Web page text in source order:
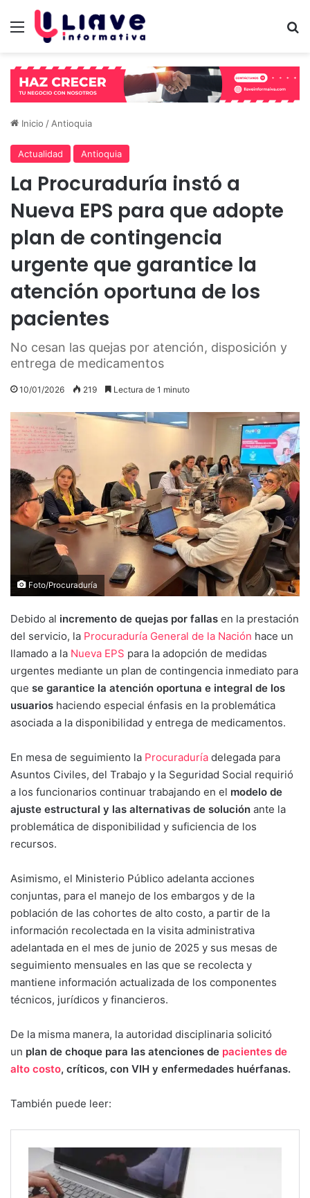
Menú
Inicio / Antioquia
Actualidad Antioquia
La Procuraduría instó a
Nueva EPS para que adopte
plan de contingencia
urgente que garantice la
atención oportuna de los
pacientes
No cesan las quejas por atención, disposición y
entrega de medicamentos
10/01/2026 219 Lectura de 1 minuto
Foto/Procuraduría
Debido al incremento de quejas por fallas en la prestación
del servicio, la Procuraduría General de la Nación hace un
llamado a la Nueva EPS para la adopción de medidas
urgentes mediante un plan de contingencia inmediato para
que se garantice la atención oportuna e integral de los
usuarios haciendo especial énfasis en la problemática
asociada a la disponibilidad y entrega de medicamentos.
En mesa de seguimiento la Procuraduría delegada para
Asuntos Civiles, del Trabajo y la Seguridad Social requirió
a los funcionarios continuar trabajando en el modelo de
ajuste estructural y las alternativas de solución ante la
problemática de disponibilidad y suficiencia de los
recursos.
Asimismo, el Ministerio Público adelanta acciones
conjuntas, para el manejo de los embargos y de la
población de las cohortes de alto costo, a partir de la
información recolectada en la visita administrativa
adelantada en el mes de junio de 2025 y sus mesas de
seguimiento mensuales en las que se recolecta y
mantiene información actualizada de los componentes
técnicos, jurídicos y financieros.
De la misma manera, la autoridad disciplinaria solicitó
un plan de choque para las atenciones de pacientes de
alto costo, críticos, con VIH y enfermedades huérfanas.
También puede leer: